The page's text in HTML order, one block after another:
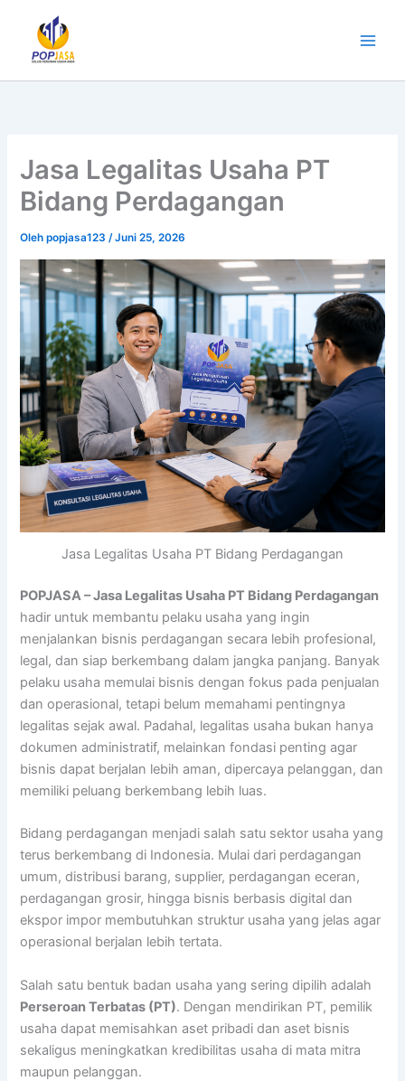
konten
Jasa Legalitas Usaha PT
Bidang Perdagangan
Olehpopjasa123/Juni 25, 2026
Jasa Legalitas Usaha PT Bidang Perdagangan
POPJASA – Jasa Legalitas Usaha PT Bidang Perdagangan
hadir untuk membantu pelaku usaha yang ingin
menjalankan bisnis perdagangan secara lebih profesional,
legal, dan siap berkembang dalam jangka panjang. Banyak
pelaku usaha memulai bisnis dengan fokus pada penjualan
dan operasional, tetapi belum memahami pentingnya
legalitas sejak awal. Padahal, legalitas usaha bukan hanya
dokumen administratif, melainkan fondasi penting agar
bisnis dapat berjalan lebih aman, dipercaya pelanggan, dan
memiliki peluang berkembang lebih luas.
Bidang perdagangan menjadi salah satu sektor usaha yang
terus berkembang di Indonesia. Mulai dari perdagangan
umum, distribusi barang, supplier, perdagangan eceran,
perdagangan grosir, hingga bisnis berbasis digital dan
ekspor impor membutuhkan struktur usaha yang jelas agar
operasional berjalan lebih tertata.
Salah satu bentuk badan usaha yang sering dipilih adalah
Perseroan Terbatas (PT). Dengan mendirikan PT, pemilik
usaha dapat memisahkan aset pribadi dan aset bisnis
sekaligus meningkatkan kredibilitas usaha di mata mitra
maupun pelanggan.